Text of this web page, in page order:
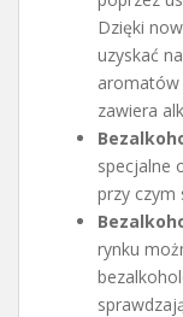
Dzięki
uzyskać
aromatów
zawiera
specjalne
przy czym
rynku